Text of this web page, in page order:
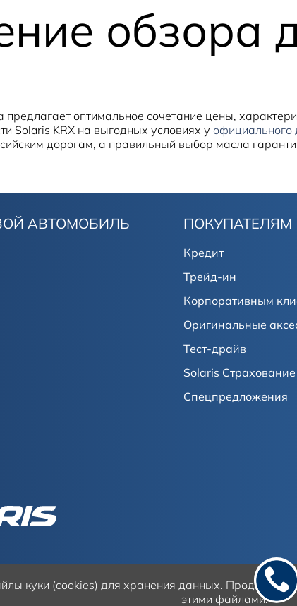
обзора
оптимальное сочетание цены,
Solaris KRX на выгодных условиях у официального
дорогам, а правильный выбор масла
АВТОМОБИЛЬ ПОКУПАТЕЛЯМ
Кредит
Трейд-ин
Корпоративным
Оригинальные
Тест-драйв
Solaris Страхование
Спецпредложения
куки (cookies) для хранения данных. Продолжая
этими файлами.